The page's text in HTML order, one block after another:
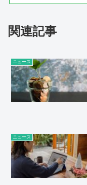
関連記事
ニュース
ニュース